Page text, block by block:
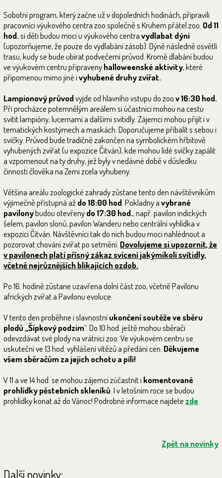
Sobotní program, který začne už v dopoledních hodinách, připravili
pracovníci výukového centra zoo společně s Kruhem přátel zoo. Od 11
hod.si děti budou moci u výukového centravydlabat dýni
(upozorňujeme, že pouze do vydlabání zásob). Dýně následně osvětlí
trasu, kudy se bude ubírat podvečerní průvod. Kromě dlabání budou
ve výukovém centru připravenyhalloweenské aktivity, které
připomenou mimo jiné ivyhubené druhy zvířat.
Lampionový průvodvyjde od hlavního vstupu do zoov 16:30 hod.
Při procházce potemnělým areálem si účastníci mohou na cestu
svítit lampióny, lucernami a dalšími svítidly. Zájemci mohou přijít i v
tematických kostýmech a maskách. Doporučujeme přibalit s sebou i
svíčky. Průvod bude tradičně zakončen na symbolickém hřbitově
vyhubených zvířat (u expozice Čitván), kde mohou lidé svíčky zapálit
a vzpomenout na ty druhy, jež byly v nedávné době v důsledku
činnosti člověka na Zemi zcela vyhubeny.
Většina areálu zoologické zahrady zůstane tento den návštěvníkům
výjimečně přístupná aždo 18:00 hod. Pokladny avybrané
pavilonybudou otevřenydo 17:30 hod., např. pavilon indických
šelem, pavilon slonů, pavilon Wanderu nebo centrální vyhlídka v
expozici Čitván. Návštěvníci tak do nich budou moci nahlédnout a
pozorovat chování zvířat po setmění. Dovolujeme si upozornit, že
v pavilonech platí přísný zákaz svícení jakýmikoli svítidly,
včetně nejrůznějších blikajících ozdob.
Po 16. hodině zůstane uzavřena dolní část zoo, včetně Pavilonu
afrických zvířat a Pavilonu evoluce.
V tento den proběhne i slavnostníukončení soutěže ve sběru
plodů „Šípkový podzim“. Do 10 hod. ještě mohou sběrači
odevzdávat své plody na vrátnici zoo. Ve výukovém centru se
uskuteční ve 13 hod. vyhlášení vítězů a předání cen. Děkujeme
všem sběračům za jejich ochotu a píli!
V 11 a ve 14 hod. se mohou zájemci zúčastnit ikomentované
prohlídky pěstebních skleníků. I v letošním roce se budou
prohlídky konat až do Vánoc! Podrobné informace najdetezde.
Zpět na novinky
Další novinky: